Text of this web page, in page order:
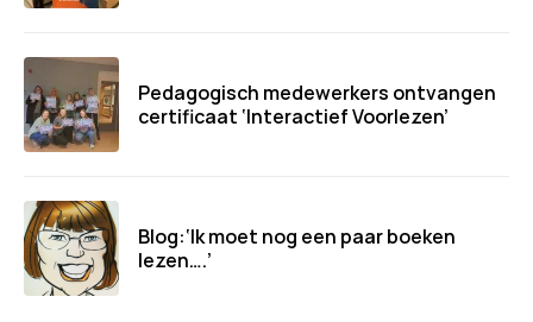
Pedagogisch medewerkers ontvangen
certificaat ‘Interactief Voorlezen’
Blog:‘Ik moet nog een paar boeken
lezen….’